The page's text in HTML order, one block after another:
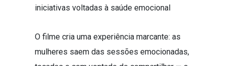
iniciativas voltadas à saúde emocional
O filme cria uma experiência marcante: as
mulheres saem das sessões emocionadas,